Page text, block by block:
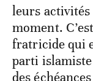
leurs
moment.
fratricide qui
parti
des